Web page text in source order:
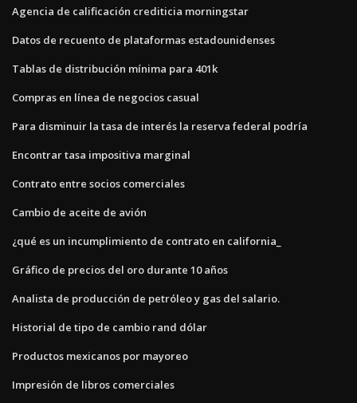
Agencia de calificación crediticia morningstar
Datos de recuento de plataformas estadounidenses
Tablas de distribución mínima para 401k
Compras en línea de negocios casual
Para disminuir la tasa de interés la reserva federal podría
Encontrar tasa impositiva marginal
Contrato entre socios comerciales
Cambio de aceite de avión
¿qué es un incumplimiento de contrato en california_
Gráfico de precios del oro durante 10 años
Analista de producción de petróleo y gas del salario.
Historial de tipo de cambio rand dólar
Productos mexicanos por mayoreo
Impresión de libros comerciales